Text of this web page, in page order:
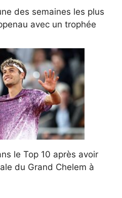
des semaines les plus
avec un trophée
le Top 10 après avoir
du Grand Chelem à